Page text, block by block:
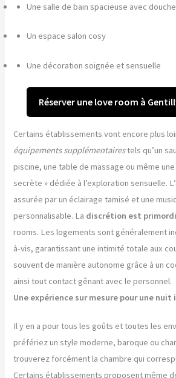
Une salle de bain spacieuse avec
Un espace salon cosy
Une décoration soignée et sensuelle
Réserver une love room à
Certains établissements vont encore plus
équipements supplémentairestels qu’un
piscine, une table de massage ou même
secrète » dédiée à l’exploration sensuelle.
assurée par un éclairage tamisé et une
personnalisable. La discrétion est
rooms. Les logements sont généralement
à-vis, garantissant une intimité totale aux
souvent de manière autonome grâce à un
ainsi tout contact gênant avec le personnel.
Une expérience sur mesure pour une nuit
Il y en a pour tous les goûts et toutes les
préfériez un style moderne, baroque ou
trouverez forcément la chambre qui
Certains établissements proposent même